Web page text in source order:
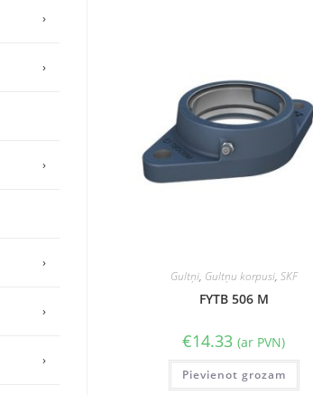
Gultņi, Gultņu korpusi, SKF
FYTB 506 M
€14.33 (ar PVN)
Pievienot grozam
›
›
›
›
›
›